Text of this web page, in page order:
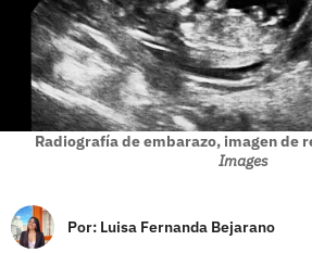
Radiografía de embarazo, imagen de
Images
Por: Luisa Fernanda Bejarano